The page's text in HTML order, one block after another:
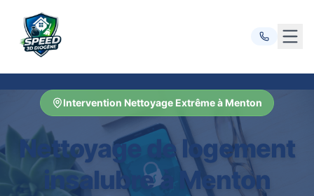
Intervention Nettoyage Extrême à Menton
Nettoyage de logement
insalubre à Menton